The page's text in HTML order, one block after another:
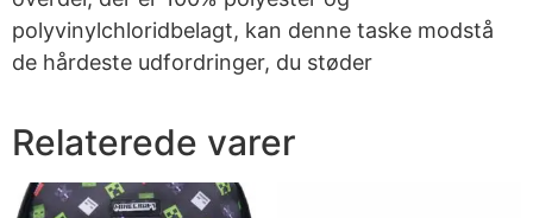
polyvinylchloridbelagt, kan denne taske modstå
de hårdeste udfordringer, du støder
Relaterede varer